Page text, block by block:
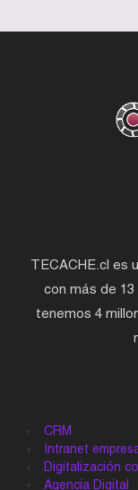
TECACHE.cl es
con más de
tenemos 4
CRM
Intranet
Digitalización
Agencia Digital